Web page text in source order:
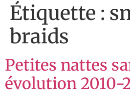
Étiquette :
braids
Petites nattes
évolution 2010-